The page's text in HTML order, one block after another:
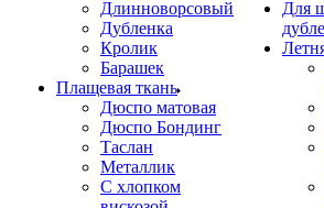
Длинноворсовый
Дубленка
Кролик
Барашек
Плащевая ткань
Дюспо матовая
Дюспо Бондинг
Таслан
Металлик
С хлопком
Для